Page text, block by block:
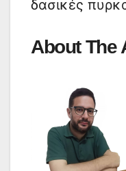
δασικές
About The